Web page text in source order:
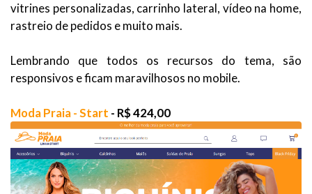
vitrines personalizadas, carrinho lateral, vídeo na home,
rastreio de pedidos e muito mais.
Lembrando que todos os recursos do tema, são
responsivos e ficam maravilhosos no mobile.
Moda Praia - Start - R$ 424,00